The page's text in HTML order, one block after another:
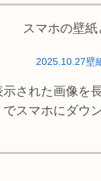
スマホの壁
2025.10.27壁
された画像を
スマホにダウ